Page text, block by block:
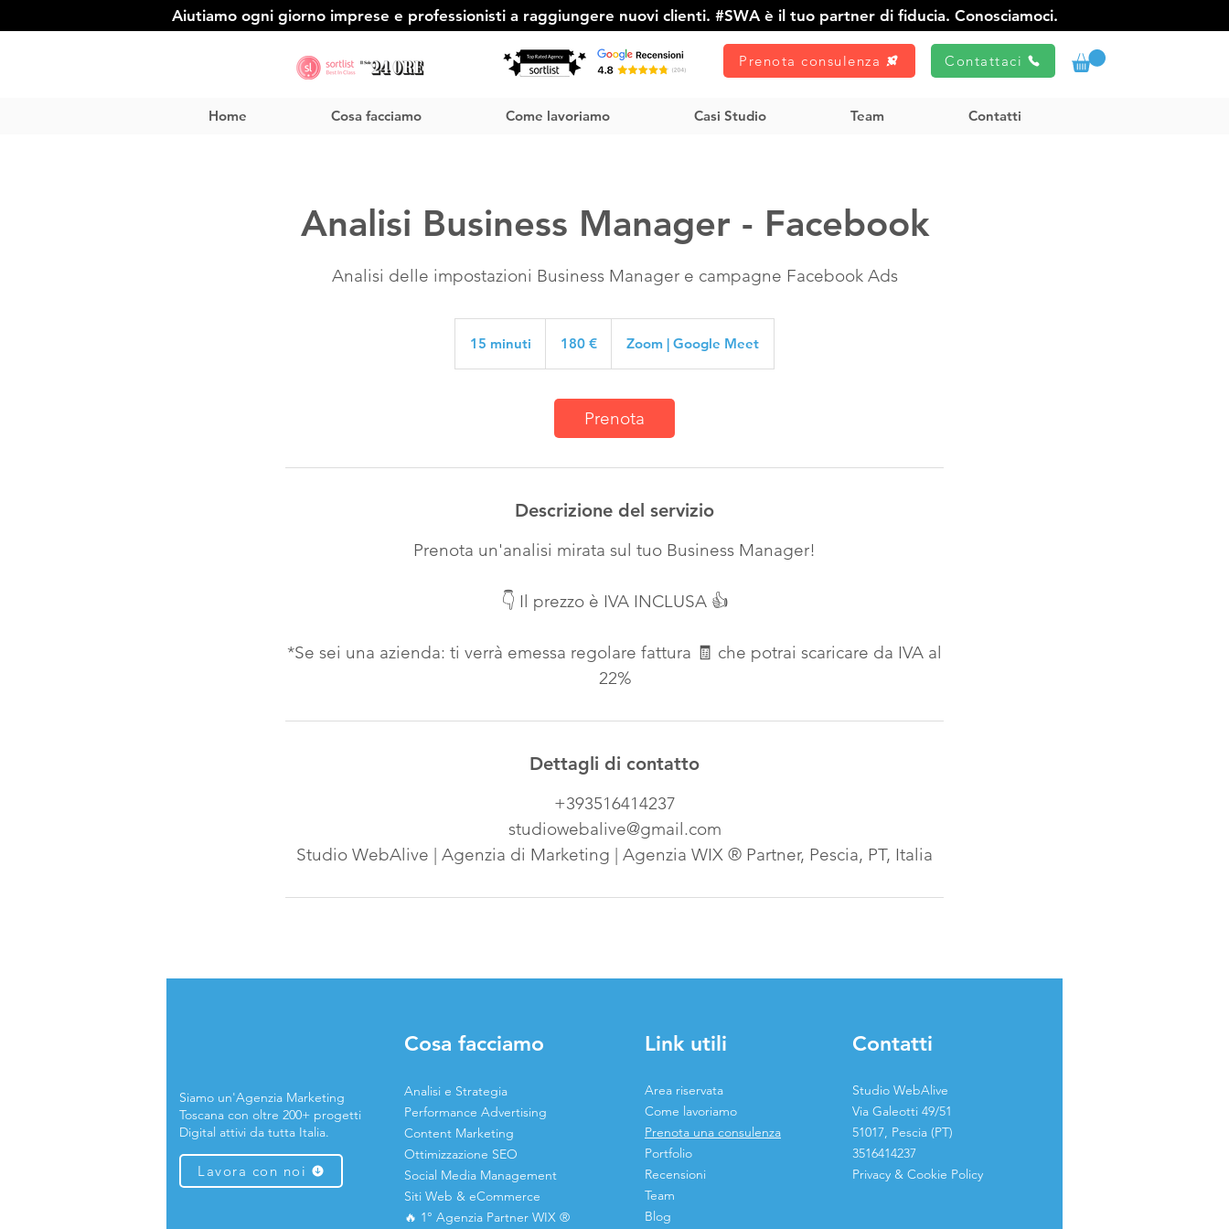
Aiutiamo ogni giorno imprese e professionisti a raggiungere nuovi clienti. #SWA è il tuo partner di fiducia. Conosciamoci.
Prenota consulenza Contattaci
Home Cosa facciamo Come lavoriamo Casi Studio Team Contatti
Analisi Business Manager - Facebook
Analisi delle impostazioni Business Manager e campagne Facebook Ads
15 minuti
t
180 € Zoom | Google Meet
Prenota
Descrizione del servizio
Prenota un'analisi mirata sul tuo Business Manager!
👇 Il prezzo è IVA INCLUSA 👍
*Se sei una azienda: ti verrà emessa regolare fattura 🧾 che potrai scaricare da IVA al
22%
Dettagli di contatto
+393516414237
studiowebalive@gmail.com
Studio WebAlive | Agenzia di Marketing | Agenzia WIX ® Partner, Pescia, PT, Italia
Siamo un'Agenzia Marketing
Toscana con oltre 200+ progetti
Digital attivi da tutta Italia.
Lavora con noi
Cosa facciamo
Analisi e Strategia
Performance Advertising
Content Marketing
Ottimizzazione SEO
Social Media Management
Siti Web & eCommerce
🔥 1° Agenzia Partner WIX ®
Link utili
Area riservata
Come lavoriamo
Prenota una consulenza
Portfolio
Recensioni
Team
Blog
Contatti
Studio WebAlive
Via Galeotti 49/51
51017, Pescia (PT)
3516414237
Privacy & Cookie Policy